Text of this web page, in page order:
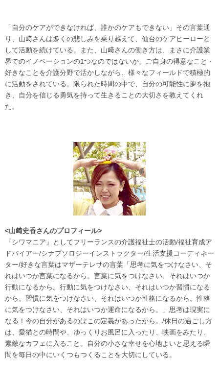
「自分のケアができなければ、誰かのケアもできない」その言葉通
り、山﨑さんは多くの悲しみを乗り越えて、仙台のケアヒーローと
して活動を続けている。また、山﨑さんの働き方は、まさに介護業
界でのイノベーションの1つなのではないか。ご自身の得意なこと・
好きなことを介護分野で活かしながら、様々なフィールドで積極的
に活動をされている。限られた時間の中で、自分の可能性に夢を抱
き、自分を信じる勇気を持って生きることの大切さを教えてくれ
た。
<山﨑史香さんのプロフィール>
『シワマニア』としてフリーランスの介護福祉士の活動/福祉育成ア
ドバイアー/シナプソロジーインストラクター/生活支援コーディネー
ター/好きな言葉はマザーテレサの言葉「思考に気をつけなさい、そ
れはいつか言葉になるから。言葉に気をつけなさい、それはいつか
行動になるから。行動に気をつけなさい、それはいつか習慣になる
から。習慣に気をつけなさい、それはいつか性格になるから。性格
に気をつけなさい、それはいつか運命になるから。」思考は現実に
なる！今の自分があるのはこの定義があったから。/休日の過ごし方
は、愛猫との時間や、ゆっくりお風呂に入ったり、映画をみたり、
素敵なカフェに入ること。自分の小さな幸せを心地よいと思える瞬
間を毎日の中にいくつもつくることを大切にしている。